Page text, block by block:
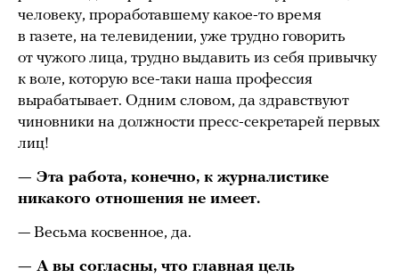
человеку, проработавшему какое-то время
в газете, на телевидении, уже трудно говорить
от чужого лица, трудно выдавить из себя привычку
к воле, которую все-таки наша профессия
вырабатывает. Одним словом, да здравствуют
чиновники на должности пресс-секретарей первых
лиц!
— Эта работа, конечно, к журналистике
никакого отношения не имеет.
— Весьма косвенное, да.
— А вы согласны, что главная цель